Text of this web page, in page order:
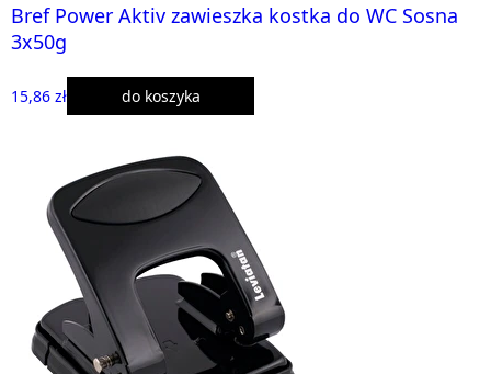
Bref Power Aktiv zawieszka kostka do WC Sosna
3x50g
15,86 zł do koszyka